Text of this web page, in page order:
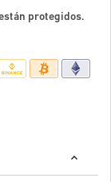
protegidos.